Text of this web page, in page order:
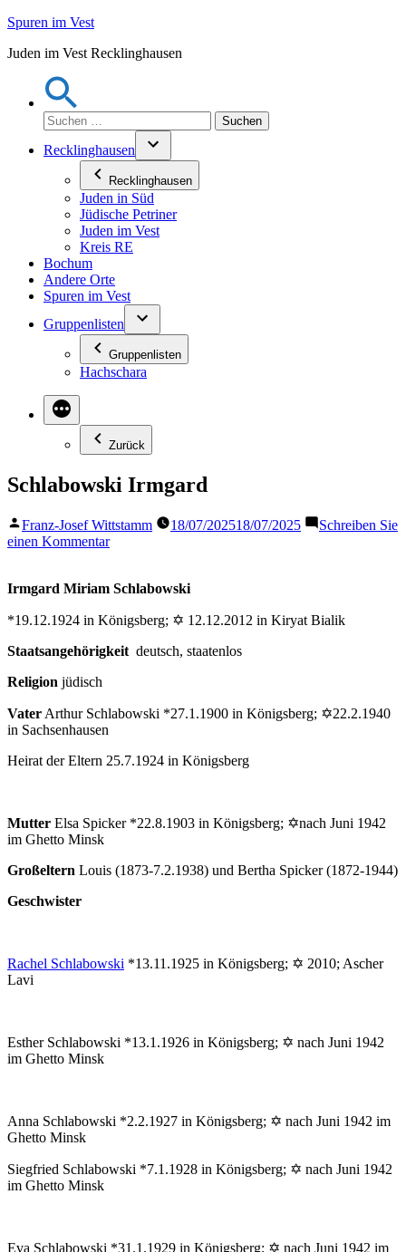
Zum
springen
Spuren im Vest
Juden im Vest Recklinghausen
Suchen
nach:
Recklinghausen
Recklinghausen
Juden in Süd
Jüdische Petriner
Juden im Vest
Kreis RE
Bochum
Andere Orte
Spuren im Vest
Gruppenlisten
Gruppenlisten
Hachschara
Zurück
Schlabowski Irmgard
Veröffentlicht
von
Franz-Josef Wittstamm 18/07/202518/07/2025
Schreiben Sie
einen Kommentarzu
Irmgard Miriam Schlabowski
*19.12.1924 in Königsberg; ✡ 12.12.2012 in Kiryat Bialik
Staatsangehörigkeit deutsch, staatenlos
Religion jüdisch
Vater Arthur Schlabowski *27.1.1900 in Königsberg; ✡22.2.1940
in Sachsenhausen
Heirat der Eltern 25.7.1924 in Königsberg
Mutter Elsa Spicker *22.8.1903 in Königsberg; ✡nach Juni 1942
im Ghetto Minsk
Großeltern Louis (1873-7.2.1938) und Bertha Spicker (1872-1944)
Geschwister
Rachel Schlabowski *13.11.1925 in Königsberg; ✡ 2010; Ascher
Lavi
Esther Schlabowski *13.1.1926 in Königsberg; ✡ nach Juni 1942
im Ghetto Minsk
Anna Schlabowski *2.2.1927 in Königsberg; ✡ nach Juni 1942 im
Ghetto Minsk
Siegfried Schlabowski *7.1.1928 in Königsberg; ✡ nach Juni 1942
im Ghetto Minsk
Eva Schlabowski *31.1.1929 in Königsberg; ✡ nach Juni 1942 im